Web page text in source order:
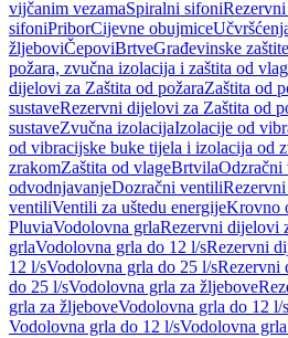
vijčanim vezamaSpiralni sifoni
sifoniPriborCijevne obujmice
žljeboviČepoviBrtveGrađevinske zaštite
požara, zvučna izolacija i zaštita od
dijelovi za Zaštita od požaraZaštita od
sustaveRezervni dijelovi za Zaštita od
sustaveZvučna izolacijaIzolacije od
od vibracijske buke tijela i izolacija od
zrakomZaštita od vlageBrtvilaOdzračni
odvodnjavanjeDozračni ventili
ventiliVentili za uštedu energijeKrovno
PluviaVodolovna grlaRezervni dijelovi
grlaVodolovna grla do 12 l/sRezervni
12 l/sVodolovna grla do 25 l/sRezervni
do 25 l/sVodolovna grla za žljebove
grla za žljeboveVodolovna grla do 12 l/s
Vodolovna grla do 12 l/sVodolovna